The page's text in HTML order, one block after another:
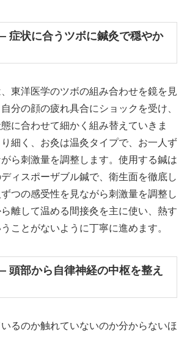
状に合うツボに鍼灸で穏やか
東洋医学のツボの組み合わせを鏡を見
分の顔の疲れ具合にショックを受け、
に合わせて細かく組み替えていきま
細く、お灸は温灸タイプで、お一人ず
ら刺激量を調整します。使用する鍼は
ィスポーザブル鍼で、衛生面を徹底し
つの感受性を見ながら刺激量を調整し
離して温める間接灸を主に使い、熱す
ことがないように丁寧に進めます。
部から自律神経の中枢を整え
るのか触れていないのか分からないほ